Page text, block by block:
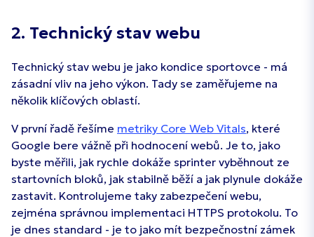
2. Technický stav webu
Technický stav webu je jako kondice sportovce - má
zásadní vliv na jeho výkon. Tady se zaměřujeme na
několik klíčových oblastí.
V první řadě řešíme metriky Core Web Vitals, které
Google bere vážně při hodnocení webů. Je to, jako
byste měřili, jak rychle dokáže sprinter vyběhnout ze
startovních bloků, jak stabilně běží a jak plynule dokáže
zastavit. Kontrolujeme taky zabezpečení webu,
zejména správnou implementaci HTTPS protokolu. To
je dnes standard - je to jako mít bezpečnostní zámek